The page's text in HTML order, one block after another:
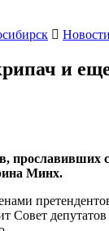
Новости
и
Минх.
Совет